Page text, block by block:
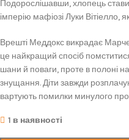
Подорослішавши, хлопець
імперію мафіозі Луки Вітіелло,
Врешті Меддокс викрадає
це найкращий спосіб
шани й поваги, проте в полоні
знущання. Діти завжди
вартують помилки минулого
1 в наявності